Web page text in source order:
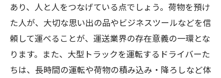
あり、人と人をつなげている点でしょう。荷物を預け
た人が、大切な思い出の品やビジネスツールなどを信
頼して運べることが、運送業界の存在意義の一環とな
ります。また、大型トラックを運転するドライバーた
ちは、長時間の運転や荷物の積み込み・降ろしなど体